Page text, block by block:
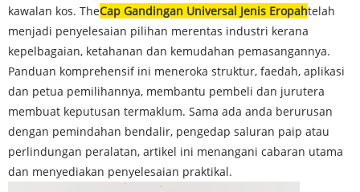
kawalan kos. TheCap Gandingan Universal Jenis Eropahtelah
menjadi penyelesaian pilihan merentas industri kerana
kepelbagaian, ketahanan dan kemudahan pemasangannya.
Panduan komprehensif ini meneroka struktur, faedah, aplikasi
dan petua pemilihannya, membantu pembeli dan jurutera
membuat keputusan termaklum. Sama ada anda berurusan
dengan pemindahan bendalir, pengedap saluran paip atau
perlindungan peralatan, artikel ini menangani cabaran utama
dan menyediakan penyelesaian praktikal.